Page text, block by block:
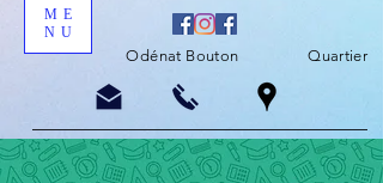
ME
NU
Odénat Bouton Quartier